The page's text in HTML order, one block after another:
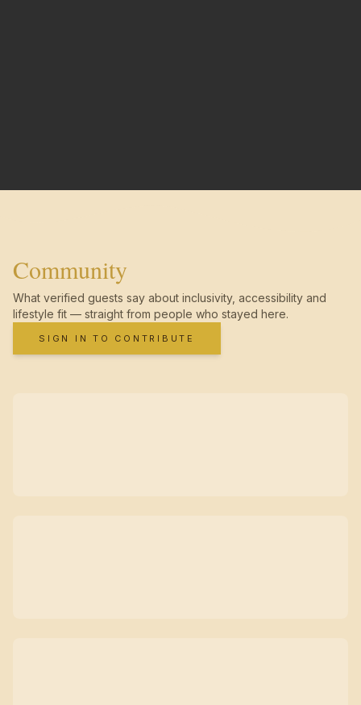
Community
What verified guests say about inclusivity, accessibility and
lifestyle fit — straight from people who stayed here.
SIGN IN TO CONTRIBUTE